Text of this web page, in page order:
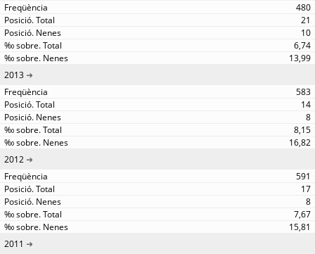
480
21
10
6,74
13,99
2013
583
14
8
8,15
16,82
2012
591
17
8
7,67
15,81
2011